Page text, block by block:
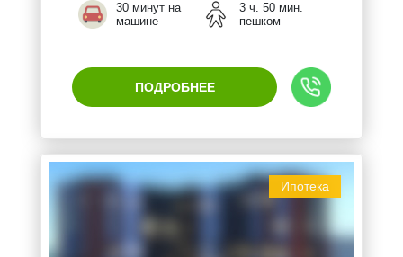
30 минут на
машине
3 ч. 50 мин.
пешком
ПОДРОБНЕЕ
Ипотека